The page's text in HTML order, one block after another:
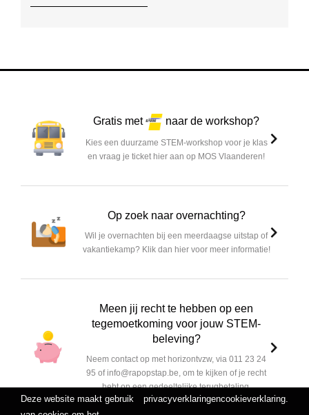
Gratis met naar de workshop?
Kies een duurzame STEM-workshop voor je klas
en vraag je ticket hier aan op MOS Vlaanderen!
Op zoek naar overnachting?
Wil je overnachten bij een meerdaagse uitstap of
vakantiekamp? Klik dan hier voor meer informatie!
Meen jij recht te hebben op een
tegemoetkoming voor jouw STEM-
beleving?
Neem contact op met horizontvzw, via 011 23 24
95 of info@rapopstap.be, om te kijken of je recht
hebt op een gedeeltelijke terugbetaling.
Deze website maakt gebruik
privacyverklaringencookieverklaring.